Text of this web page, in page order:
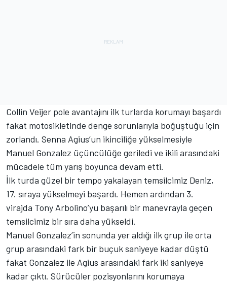
Collin Veijer pole avantajını ilk turlarda korumayı başardı
fakat motosikletinde denge sorunlarıyla boğuştuğu için
zorlandı. Senna Agius’un ikinciliğe yükselmesiyle
Manuel Gonzalez üçüncülüğe geriledi ve ikili arasındaki
mücadele tüm yarış boyunca devam etti.
İlk turda güzel bir tempo yakalayan temsilcimiz Deniz,
17. sıraya yükselmeyi başardı. Hemen ardından 3.
virajda Tony Arbolino’yu başarılı bir manevrayla geçen
temsilcimiz bir sıra daha yükseldi.
Manuel Gonzalez’in sonunda yer aldığı ilk grup ile orta
grup arasındaki fark bir buçuk saniyeye kadar düştü
fakat Gonzalez ile Agius arasındaki fark iki saniyeye
kadar çıktı. Sürücüler pozisyonlarını korumaya